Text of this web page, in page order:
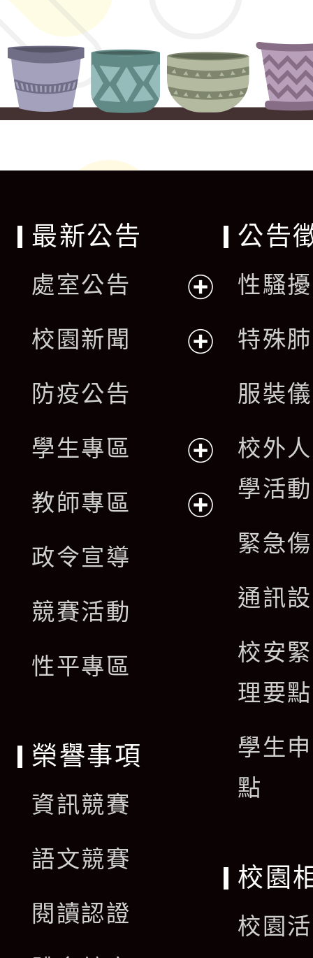
最新公告
處室公告
開
單
校園新聞
選
單
防疫公告
學生專區
開
教師專區
政令宣導
競賽活動
性平專區
公告
性騷
特殊
服裝
校外
學活
緊急
通訊
校安
理要點
學生
點
榮譽事項
資訊競賽
語文競賽
閱讀認證
校園
校園